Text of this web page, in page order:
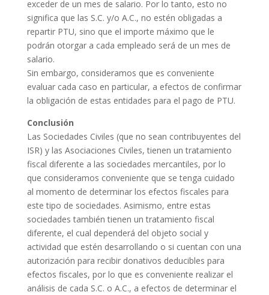
exceder de un mes de salario. Por lo tanto, esto no
significa que las S.C. y/o A.C., no estén obligadas a
repartir PTU, sino que el importe máximo que le
podrán otorgar a cada empleado será de un mes de
salario.
Sin embargo, consideramos que es conveniente
evaluar cada caso en particular, a efectos de confirmar
la obligación de estas entidades para el pago de PTU.
Conclusión
Las Sociedades Civiles (que no sean contribuyentes del
ISR) y las Asociaciones Civiles, tienen un tratamiento
fiscal diferente a las sociedades mercantiles, por lo
que consideramos conveniente que se tenga cuidado
al momento de determinar los efectos fiscales para
este tipo de sociedades. Asimismo, entre estas
sociedades también tienen un tratamiento fiscal
diferente, el cual dependerá del objeto social y
actividad que estén desarrollando o si cuentan con una
autorización para recibir donativos deducibles para
efectos fiscales, por lo que es conveniente realizar el
análisis de cada S.C. o A.C., a efectos de determinar el